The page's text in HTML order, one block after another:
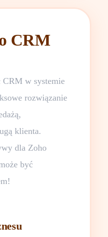
CRM
CRM w systemie
rozwiązanie
klienta.
dla Zoho
być